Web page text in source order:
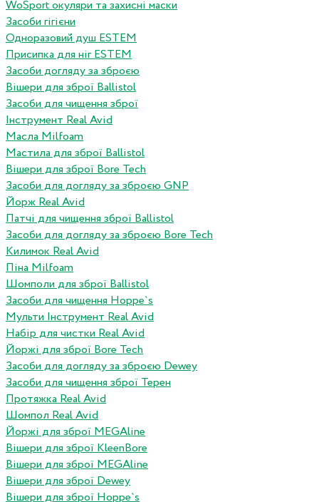
WoSport окуляри та захисні маски
Засоби гігієни
Одноразовий душ ESTEM
Присипка для ніг ESTEM
Засоби догляду за зброєю
Вішери для зброї Ballistol
Засоби для чищення зброї
Інструмент Real Avid
Масла Milfoam
Мастила для зброї Ballistol
Вішери для зброї Bore Tech
Засоби для догляду за зброєю GNP
Йорж Real Avid
Патчі для чищення зброї Ballistol
Засоби для догляду за зброєю Bore Tech
Килимок Real Avid
Піна Milfoam
Шомполи для зброї Ballistol
Засоби для чищення Hoppe`s
Мульти Інструмент Real Avid
Набір для чистки Real Avid
Йоржі для зброї Bore Tech
Засоби для догляду за зброєю Dewey
Засоби для чищення зброї Терен
Протяжка Real Avid
Шомпол Real Avid
Йоржі для зброї MEGAline
Вішери для зброї KleenBore
Вішери для зброї MEGAline
Вішери для зброї Dewey
Вішери для зброї Hoppe`s